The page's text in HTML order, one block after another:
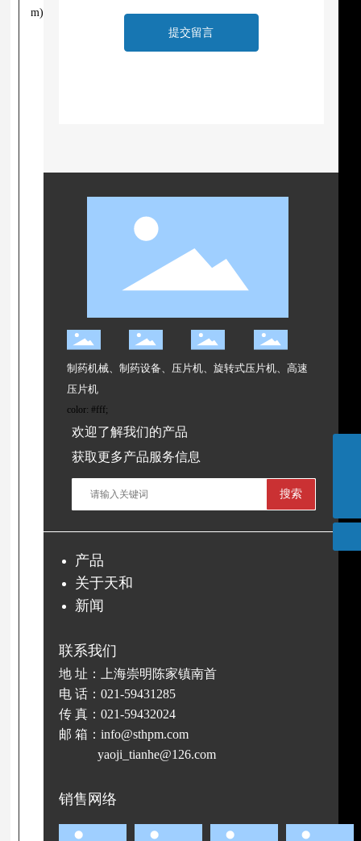
m)
提交留言
制药机械、制药设备、压片机、旋转式压片机、高速
压片机
color: #fff;
欢迎了解我们的产品
获取更多产品服务信息
搜索
产品
关于天和
新闻
联系我们
地 址：上海崇明陈家镇南首
电 话： 021-59431285
传 真：021-59432024
邮 箱： info@sthpm.com
yaoji_tianhe@126.com
销售网络
info@sthpm.com